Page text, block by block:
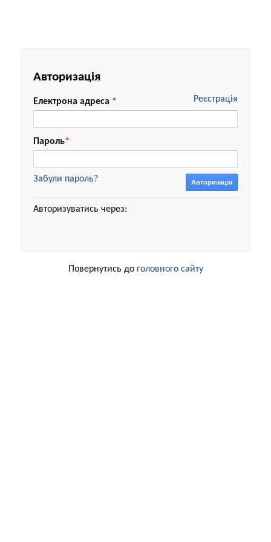
Авторизація
Реєстрація
Електрона адреса *
Пароль*
Забули пароль? Авторизація
Авторизуватись через:
Повернутись до головного сайту